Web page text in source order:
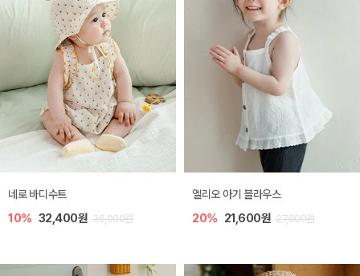
네로 바디수트
10% 32,400원 36,000원
엘리오 아기 블라우스
20% 21,600원 27,000원